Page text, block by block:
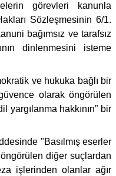
görevleri kanunla
Sözleşmesinin 6/1.
bağımsız ve tarafsız
dinlenmesini isteme
ve hukuka bağlı bir
olarak öngörülen
yargılanma hakkının” bir
"Basılmış eserler
diğer suçlardan
işlerinden olanlar ağır